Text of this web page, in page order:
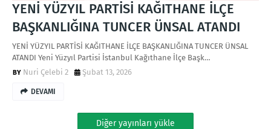
YENİ YÜZYIL PARTİSİ KAĞITHANE İLÇE
BAŞKANLIĞINA TUNCER ÜNSAL ATANDI
YENİ YÜZYIL PARTİSİ KAĞITHANE İLÇE BAŞKANLIĞINA TUNCER ÜNSAL
ATANDI Yeni Yüzyıl Partisi İstanbul Kağıthane İlçe Başk…
Nuri Çelebi 2
Şubat 13, 2026
DEVAMI
Diğer yayınları yükle